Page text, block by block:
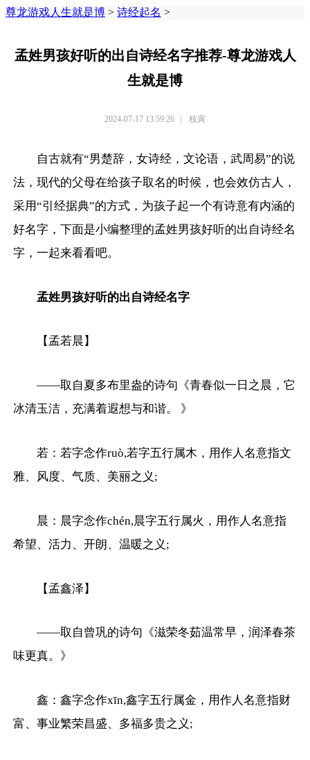
尊龙游戏人生就是博 > 诗经起名 >
孟姓男孩好听的出自诗经名字推荐-尊龙游戏人
生就是博
2024-07-17 13:59:26 | 枝寅
自古就有“男楚辞，女诗经，文论语，武周易”的说
法，现代的父母在给孩子取名的时候，也会效仿古人，
采用“引经据典”的方式，为孩子起一个有诗意有内涵的
好名字，下面是小编整理的孟姓男孩好听的出自诗经名
字，一起来看看吧。
孟姓男孩好听的出自诗经名字
【孟若晨】
——取自夏多布里盎的诗句《青春似一日之晨，它
冰清玉洁，充满着遐想与和谐。 》
若：若字念作ruò,若字五行属木，用作人名意指文
雅、风度、气质、美丽之义;
晨：晨字念作chén,晨字五行属火，用作人名意指
希望、活力、开朗、温暖之义;
【孟鑫泽】
——取自曾巩的诗句《滋荣冬茹温常早，润泽春茶
味更真。》
鑫：鑫字念作xīn,鑫字五行属金，用作人名意指财
富、事业繁荣昌盛、多福多贵之义;